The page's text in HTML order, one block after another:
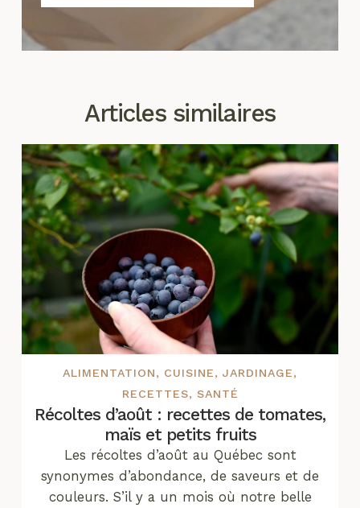
Articles similaires
ALIMENTATION, CUISINE, JARDINAGE,
RECETTES, SANTÉ
Récoltes d’août : recettes de tomates,
maïs et petits fruits
Les récoltes d’août au Québec sont
synonymes d’abondance, de saveurs et de
couleurs. S’il y a un mois où notre belle